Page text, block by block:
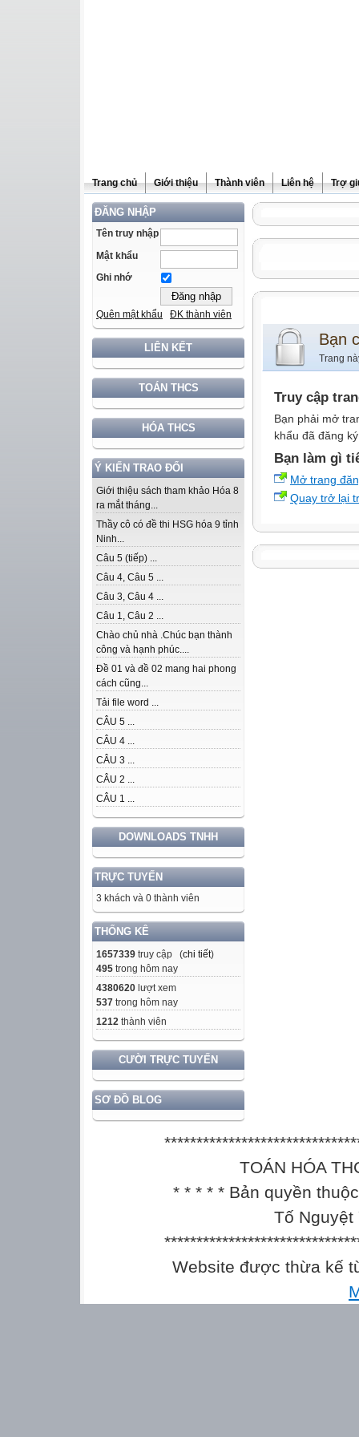
Trang chủ Giới thiệu Thành viên Liên hệ Trợ
ĐĂNG NHẬP
Tên truy nhập
Mật khẩu
Ghi nhớ
Quên mật khẩu ĐK thành viên
LIÊN KẾT
TOÁN THCS
HÓA THCS
Ý KIẾN TRAO ĐỔI
Giới thiệu sách tham khảo Hóa 8
ra mắt tháng...
Thầy cô có đề thi HSG hóa 9 tỉnh
Ninh...
Câu 5 (tiếp) ...
Câu 4, Câu 5 ...
Câu 3, Câu 4 ...
Câu 1, Câu 2 ...
Chào chủ nhà .Chúc bạn thành
công và hạnh phúc....
Đề 01 và đề 02 mang hai phong
cách cũng...
Tải file word ...
CÂU 5 ...
CÂU 4 ...
CÂU 3 ...
CÂU 2 ...
CÂU 1 ...
DOWNLOADS TNHH
TRỰC TUYẾN
3 khách và 0 thành viên
THỐNG KÊ
1657339 truy cập (chi tiết)
495 trong hôm nay
4380620 lượt xem
537 trong hôm nay
1212 thành viên
CƯỜI TRỰC TUYẾN
SƠ ĐỒ BLOG
Bạn
Trang
Truy cập
Bạn phải mở
khẩu đã đăng
Bạn làm gì
Mở trang
Quay trở lại
TOÁN HÓA
* * * * * Bản quyền
Tố Nguyệt
Website được thừa kế